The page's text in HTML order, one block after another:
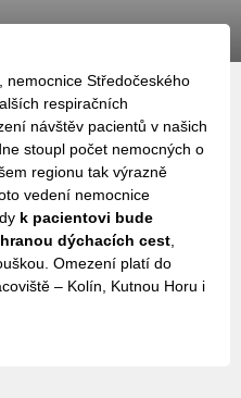
Středočeského
respiračních
návštěv pacientů v našich
stoupl počet nemocných o
regionu tak výrazně
vedení nemocnice
k pacientovi bude
dýchacích cest,
Omezení platí do
– Kolín, Kutnou Horu i